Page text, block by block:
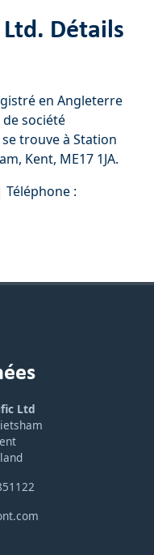
Détails
en Angleterre
société
trouve à Station
Kent, ME17 1JA.
:
Ltd